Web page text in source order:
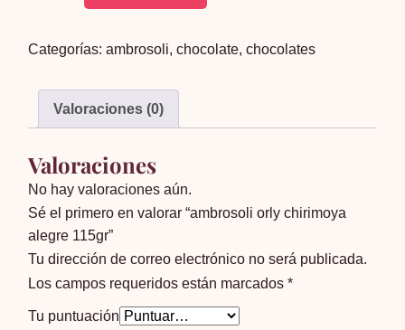
alegre
Categorías:ambrosoli,chocolate,chocolates
Valoraciones (0)
Valoraciones
No hay valoraciones aún.
Sé el primero en valorar “ambrosoli orly chirimoya
alegre 115gr”
Tu dirección de correo electrónico no será publicada.
Los campos requeridos están marcados*
Tu puntuación